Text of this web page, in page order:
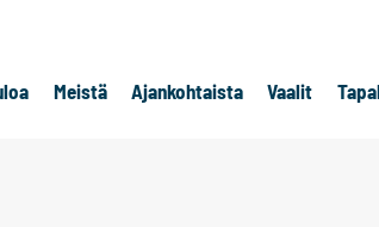
Meistä Ajankohtaista Vaalit